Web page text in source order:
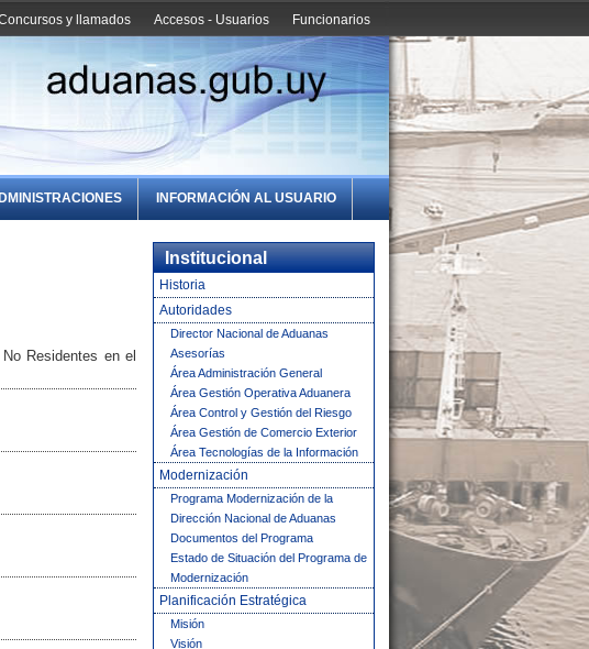
Funcionarios
Accesos - Usuarios
y llamados
INFORMACIÓN AL USUARIO
Residentes en el
Institucional
Historia
Autoridades
Director Nacional de Aduanas
Asesorías
Área Administración General
Área Gestión Operativa Aduanera
Área Control y Gestión del Riesgo
Área Gestión de Comercio Exterior
Área Tecnologías de la Información
Modernización
Programa Modernización de la
Dirección Nacional de Aduanas
Documentos del Programa
Estado de Situación del Programa de
Modernización
Planificación Estratégica
Misión
Visión